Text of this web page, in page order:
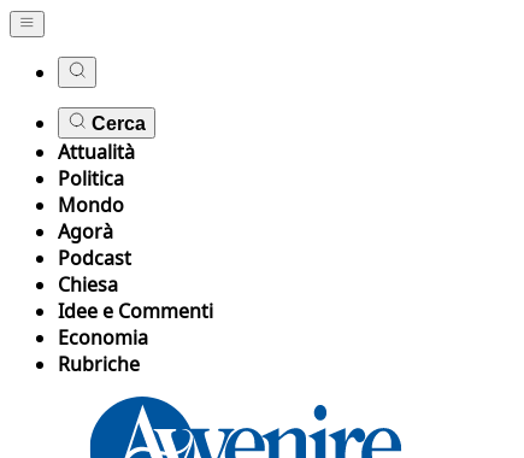
Cerca
Attualità
Politica
Mondo
Agorà
Podcast
Chiesa
Idee e Commenti
Economia
Rubriche